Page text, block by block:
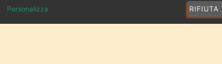
Per questo la pasta
Cellino ha uno standard
Personalizza RIFIUTA